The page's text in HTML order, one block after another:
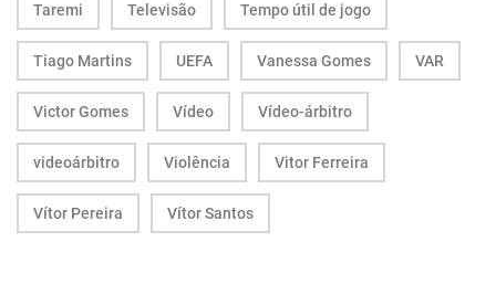
Taremi Televisão Tempo útil de jogo
Tiago Martins UEFA Vanessa Gomes VAR
Victor Gomes Vídeo Vídeo-árbitro
videoárbitro Violência Vitor Ferreira
Vítor Pereira Vítor Santos